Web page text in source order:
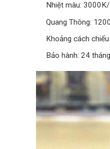
Nhiệt màu:
Quang Thông:
Khoảng cách
Bảo hành: 24